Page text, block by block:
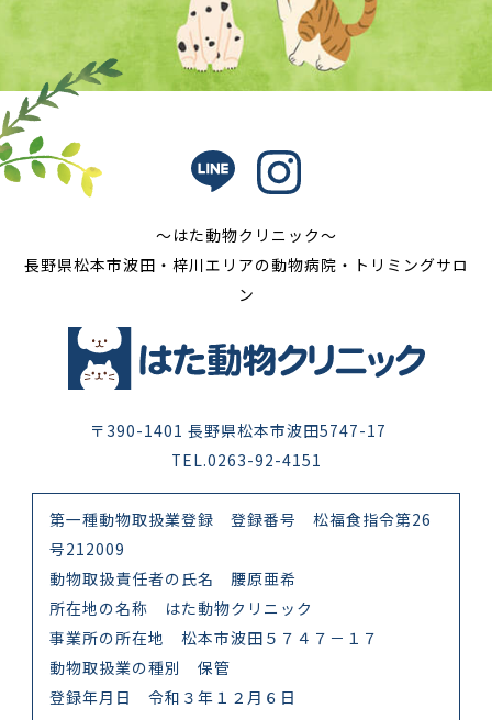
〜はた動物クリニック〜
長野県松本市波田・梓川エリアの動物病院・トリミングサロ
ン
〒390-1401 長野県松本市波田5747-17
TEL.0263-92-4151
第一種動物取扱業登録 登録番号 松福食指令第26
号212009
動物取扱責任者の氏名 腰原亜希
所在地の名称 はた動物クリニック
事業所の所在地 松本市波田５７４７－１７
動物取扱業の種別 保管
登録年月日 令和３年１２月６日